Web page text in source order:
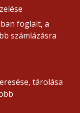
foglalt, a
számlázásra
tárolása